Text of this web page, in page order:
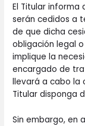
El Titular informa
serán cedidos a
de que dicha
obligación legal
implique la
encargado de
llevará a cabo la
Titular disponga
Sin embargo, en